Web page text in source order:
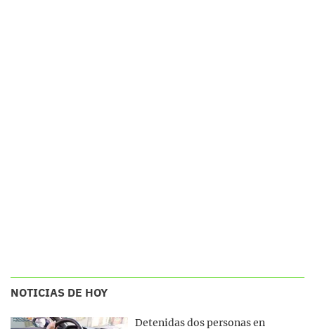
NOTICIAS DE HOY
Detenidas dos personas en